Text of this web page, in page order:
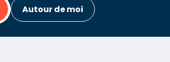
Autour de moi